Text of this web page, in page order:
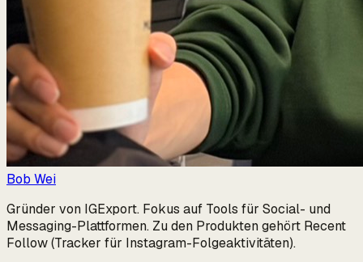
Bob Wei
Gründer von IGExport. Fokus auf Tools für Social- und
Messaging-Plattformen. Zu den Produkten gehört Recent
Follow (Tracker für Instagram-Folgeaktivitäten).